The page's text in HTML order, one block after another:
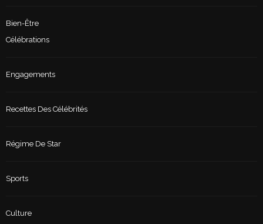
Bien-Être
Célébrations
Engagements
Recettes Des Célébrités
Régime De Star
Sports
Culture